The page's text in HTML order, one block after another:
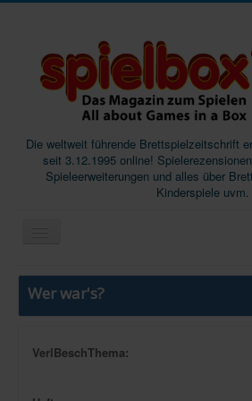
Die weltweit führende Brettspielzeitschrift
seit 3.12.1995 online!
Spieleerweiterungen und alles über
Kinderspiele uvm.
Start
Wer war's?
VerlBeschThema: